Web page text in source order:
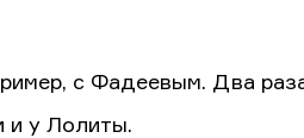
с Фадеевым. Два
и у Лолиты.